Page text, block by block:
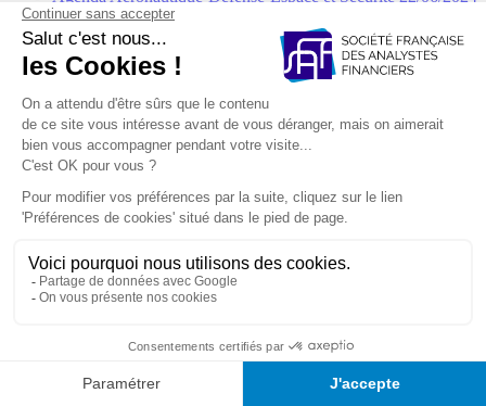
Bienvenue en économie de guerre !
Analyse Evaluation
Déficit public de la France :
toujours plus
AnalyseAnalyse extra-financière 20/06/2024Séché
Environnement engagé dans son plan de décarbonation
Analyse ETF 20/06/2024Sélection : comment conjuguer
gestion active et gestion passive ?
Article Comptabilité 20/06/2024IFRS 9 : quel impact sur
l’offre de crédit des banques ?
Analyse Analyse 20/06/2024 Quel est le rôle d'un analyste
financier sell-side ?
Membres 20/06/2024
SFAFAnalyse Comptabilité 20/06/2024La norme IFRS 9 a-
t-elle un impact négatif sur l’offre de crédit des banques ?
Analyse
Evaluation 07/06/2024NVIDIA : pourvu que cela
AgendaAnalyse extra-financière 04/06/2024Industries